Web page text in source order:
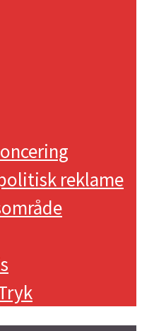
reklame